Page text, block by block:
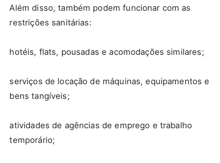
Além disso, também podem funcionar com as
restrições sanitárias:
hotéis, flats, pousadas e acomodações similares;
serviços de locação de máquinas, equipamentos e
bens tangíveis;
atividades de agências de emprego e trabalho
temporário;